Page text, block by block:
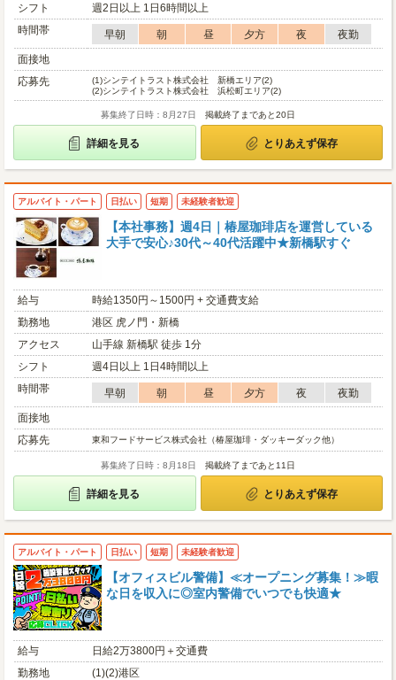
シフト
週2日以上 1日6時間以上
時間帯
早朝 朝 昼 夕方 夜
夜勤
面接地
応募先
(1)シンテイトラスト株式会社 新橋エリア(2)
(2)シンテイトラスト株式会社 浜松町エリア(2)
募集終了日時：8月27日 掲載終了まであと20日
詳細を見る とりあえず保存
アルバイト・パート 日払い 短期 未経験者歓迎
【本社事務】週4日｜椿屋珈琲店を運営している
大手で安心♪30代～40代活躍中★新橋駅すぐ
給与
時給1350円～1500円 + 交通費支給
勤務地
港区 虎ノ門・新橋
アクセス
山手線 新橋駅 徒歩 1分
シフト
週4日以上 1日4時間以上
時間帯
早朝 朝 昼 夕方 夜
夜勤
面接地
応募先
東和フードサービス株式会社（椿屋珈琲・ダッキーダック他）
募集終了日時：8月18日 掲載終了まであと11日
詳細を見る とりあえず保存
アルバイト・パート 日払い 短期 未経験者歓迎
【オフィスビル警備】≪オープニング募集！≫暇
な日を収入に◎室内警備でいつでも快適★
給与
日給2万3800円＋交通費
勤務地
(1)(2)港区